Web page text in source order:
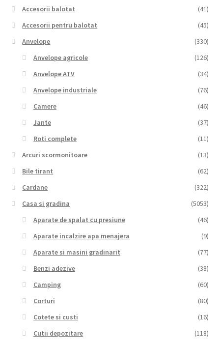
Accesorii balotat
(41)
Accesorii pentru balotat
(45)
Anvelope
(330)
Anvelope agricole
(126)
Anvelope ATV
(34)
Anvelope industriale
(76)
Camere
(46)
Jante
(37)
Roti complete
(11)
Arcuri scormonitoare
(13)
Bile tirant
(62)
Cardane
(322)
Casa si gradina
(5053)
Aparate de spalat cu presiune
(46)
Aparate incalzire apa menajera
(9)
Aparate si masini gradinarit
(77)
Benzi adezive
(38)
Camping
(60)
Corturi
(80)
Cotete si custi
(16)
Cutii depozitare
(118)